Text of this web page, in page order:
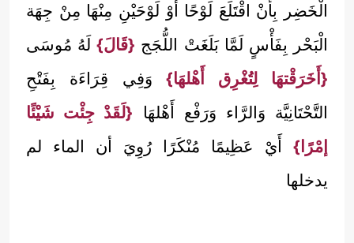
الْخَضِر بِأَنْ اقْتَلَعَ لَوْحًا أَوْ لَوْحَيْنِ مِنْهَا مِنْ جِهَة
الْبَحْر بِفَأْسٍ لَمَّا بَلَغَتْ اللُّجَج {قَالَ}لَهُ مُوسَى
{أَخَرَقْتهَا لِتُغْرِق أَهْلهَا}وَفِي قِرَاءَة بِفَتْحِ
التَّحْتَانِيَّة وَالرَّاء وَرَفْع أَهْلهَا {لَقَدْ جِئْت شَيْئًا
إمْرًا} أَيْ عَظِيمًا مُنْكَرًا رُوِيَ أن الماء لم
يدخلها